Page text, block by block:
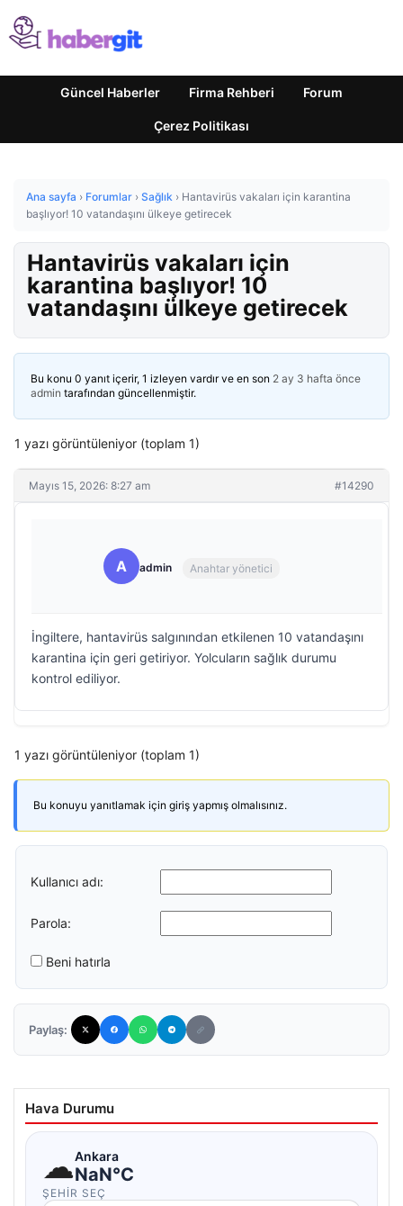
Güncel Haberler Firma Rehberi Forum
Çerez Politikası
Ana sayfa › Forumlar › Sağlık › Hantavirüs vakaları için karantina
başlıyor! 10 vatandaşını ülkeye getirecek
Hantavirüs vakaları için
karantina başlıyor! 10
vatandaşını ülkeye getirecek
Bu konu 0 yanıt içerir, 1 izleyen vardır ve en son 2 ay 3 hafta önce
admin tarafından güncellenmiştir.
1 yazı görüntüleniyor (toplam 1)
Mayıs 15, 2026: 8:27 am #14290
A admin Anahtar yönetici
İngiltere, hantavirüs salgınından etkilenen 10 vatandaşını
karantina için geri getiriyor. Yolcuların sağlık durumu
kontrol ediliyor.
1 yazı görüntüleniyor (toplam 1)
Bu konuyu yanıtlamak için giriş yapmış olmalısınız.
Kullanıcı adı:
Parola:
Beni hatırla
Paylaş:
Hava Durumu
☁Ankara
NaN°C
ŞEHIR SEÇ